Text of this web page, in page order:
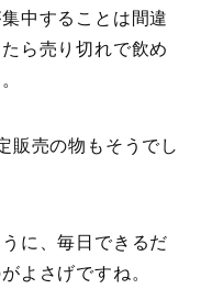
中することは間違
ら売り切れで飲め
販売の物もそうでし
に、毎日できるだ
よさげですね。